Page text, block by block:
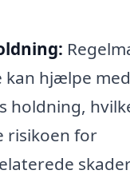
kan hjælpe
holdning,
risikoen for